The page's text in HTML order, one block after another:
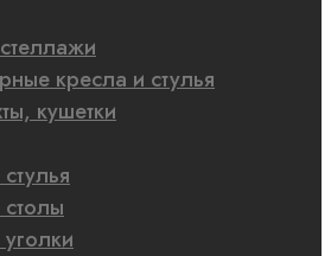
кресла и стулья
кушетки